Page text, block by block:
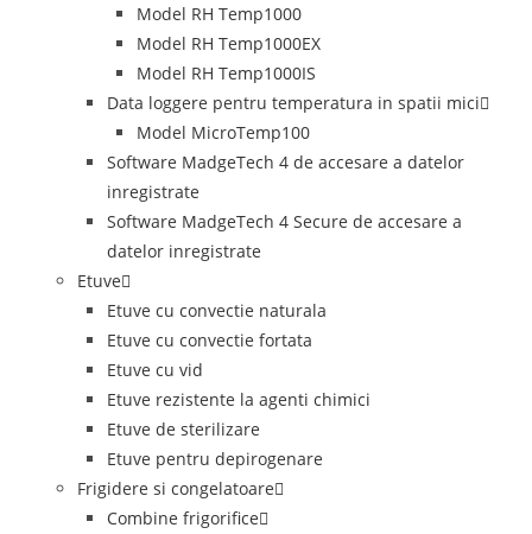
Model RH Temp1000
Model RH Temp1000EX
Model RH Temp1000IS
Data loggere pentru temperatura in spatii mici
Model MicroTemp100
Software MadgeTech 4 de accesare a datelor
inregistrate
Software MadgeTech 4 Secure de accesare a
datelor inregistrate
Etuve
Etuve cu convectie naturala
Etuve cu convectie fortata
Etuve cu vid
Etuve rezistente la agenti chimici
Etuve de sterilizare
Etuve pentru depirogenare
Frigidere si congelatoare
Combine frigorifice